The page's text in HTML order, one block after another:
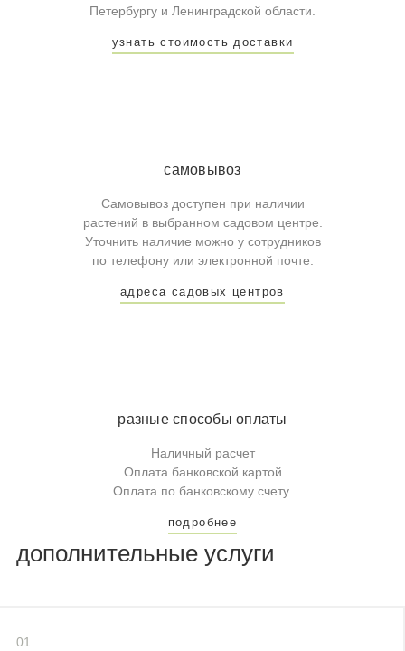
Петербургу и Ленинградской области.
узнать стоимость доставки
самовывоз
Самовывоз доступен при наличии
растений в выбранном садовом центре.
Уточнить наличие можно у сотрудников
по телефону или электронной почте.
адреса садовых центров
разные способы оплаты
Наличный расчет
Оплата банковской картой
Оплата по банковскому счету.
подробнее
дополнительные услуги
01